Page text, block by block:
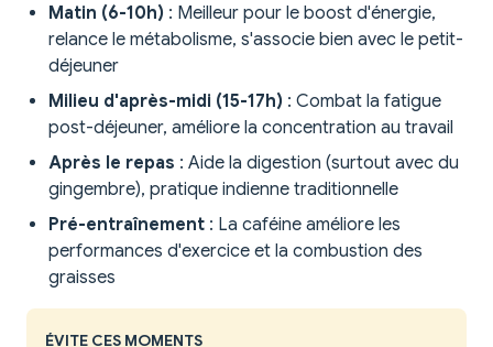
Matin (6-10h) : Meilleur pour le boost d'énergie,
relance le métabolisme, s'associe bien avec le petit-
déjeuner
Milieu d'après-midi (15-17h) : Combat la fatigue
post-déjeuner, améliore la concentration au travail
Après le repas : Aide la digestion (surtout avec du
gingembre), pratique indienne traditionnelle
Pré-entraînement : La caféine améliore les
performances d'exercice et la combustion des
graisses
ÉVITE CES MOMENTS